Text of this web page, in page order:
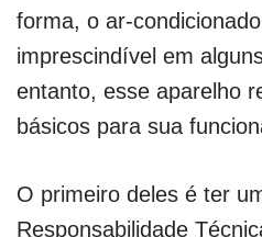
forma, o ar-
imprescindível em
entanto, esse aparelho
básicos para sua
O primeiro deles é ter
Responsabilidade